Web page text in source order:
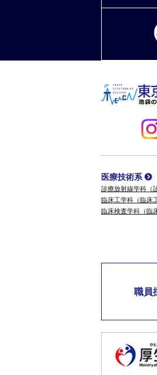
医療技術系
診療放射線学科（
臨床工学科（臨床
臨床検査学科（臨
職員